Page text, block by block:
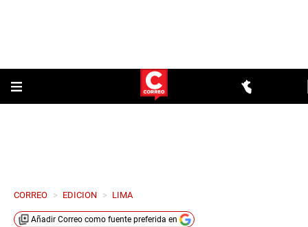
CORREO > EDICION > LIMA
Añadir Correo como fuente preferida en